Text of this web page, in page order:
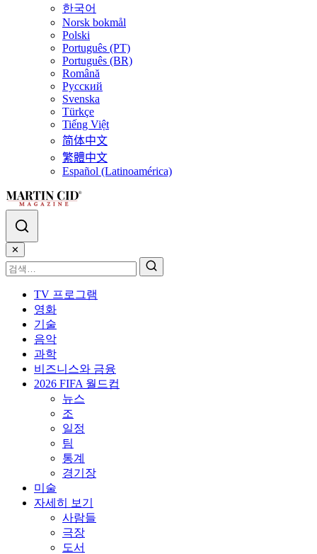
한국어
Norsk bokmål
Polski
Português (PT)
Português (BR)
Română
Русский
Svenska
Türkçe
Tiếng Việt
简体中文
繁體中文
Español (Latinoamérica)
✕
TV 프로그램
영화
기술
음악
과학
비즈니스와 금융
2026 FIFA 월드컵
뉴스
조
일정
팀
통계
경기장
미술
자세히 보기
사람들
극장
도서